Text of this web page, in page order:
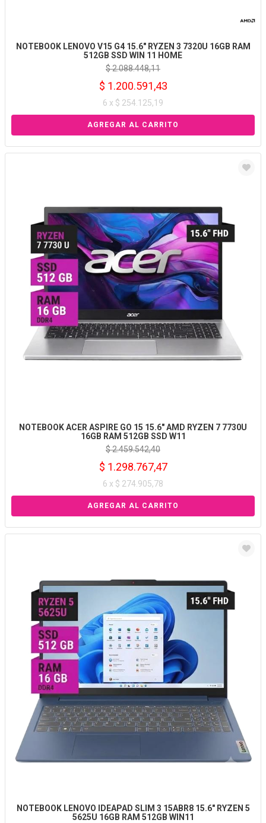
NOTEBOOK LENOVO V15 G4 15.6" RYZEN 3 7320U 16GB RAM
512GB SSD WIN 11 HOME
$ 2.088.448,11
$ 1.200.591,43
6 x $ 254.125,19
NOTEBOOK ACER ASPIRE GO 15 15.6" AMD RYZEN 7 7730U
16GB RAM 512GB SSD W11
$ 2.459.542,40
$ 1.298.767,47
6 x $ 274.905,78
NOTEBOOK LENOVO IDEAPAD SLIM 3 15ABR8 15.6" RYZEN 5
5625U 16GB RAM 512GB WIN11